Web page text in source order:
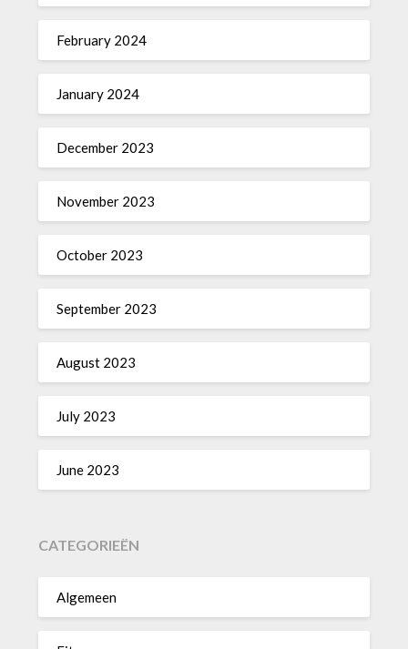
February 2024
January 2024
December 2023
November 2023
October 2023
September 2023
August 2023
July 2023
June 2023
CATEGORIEËN
Algemeen